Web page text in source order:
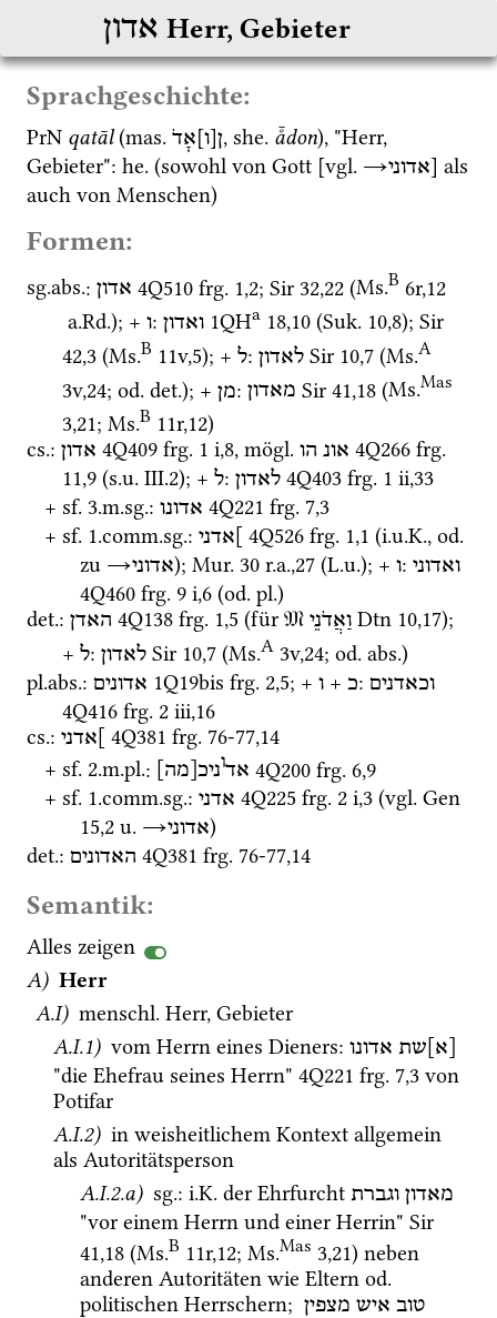
אדון Herr, Gebieter
Sprachgeschichte:
PrN qatāl (mas. אָדֹ[ו]ן, she. å̄don), "Herr,
Gebieter": he. (sowohl von Gott [vgl. →אדוני] als
auch von Menschen)
Formen:
sg.abs.: אדון 4Q510 frg. 1,2; Sir 32,22 (Ms.B 6r,12
a.Rd.); + ו: ואדון 1QHa 18,10 (Suk. 10,8); Sir
42,3 (Ms.B 11v,5); + ל: לאדון Sir 10,7 (Ms.A
3v,24; od. det.); + מן: מאדון Sir 41,18 (Ms.Mas
3,21; Ms.B 11r,12)
cs.: אדון 4Q409 frg. 1 i,8, mögl. אונ הו 4Q266 frg.
11,9 (s.u. III.2); + ל: לאדון 4Q403 frg. 1 ii,33
+ sf. 3.m.sg.: אדונו 4Q221 frg. 7,3
+ sf. 1.comm.sg.: ]אדני 4Q526 frg. 1,1 (i.u.K., od.
zu →אדוני); Mur. 30 r.a.,27 (L.u.); + ו: ואדוני
4Q460 frg. 9 i,6 (od. pl.)
det.: האדן 4Q138 frg. 1,5 (für 𝔐 וַאֲדֹנֵי Dtn 10,17);
+ ל: לאדון Sir 10,7 (Ms.A 3v,24; od. abs.)
pl.abs.: אדונים 1Q19bis frg. 2,5; + ו + כ: וכאדנים
4Q416 frg. 2 iii,16
cs.: ]אדני 4Q381 frg. 76-77,14
+ sf. 2.m.pl.: אדוניכ[מה] 4Q200 frg. 6,9
+ sf. 1.comm.sg.: אדני 4Q225 frg. 2 i,3 (vgl. Gen
15,2 u. →אדוני)
det.: האדונים 4Q381 frg. 76-77,14
Semantik:
Alles zeigen
A) Herr
A.I) menschl. Herr, Gebieter
A.I.1) vom Herrn eines Dieners: [א]שת אדונו
"die Ehefrau seines Herrn" 4Q221 frg. 7,3 von
Potifar
A.I.2) in weisheitlichem Kontext allgemein
als Autoritätsperson
A.I.2.a) sg.: i.K. der Ehrfurcht מאדון וגברת
"vor einem Herrn und einer Herrin" Sir
41,18 (Ms.B 11r,12; Ms.Mas 3,21) neben
anderen Autoritäten wie Eltern od.
politischen Herrschern;
טוב איש מצפין